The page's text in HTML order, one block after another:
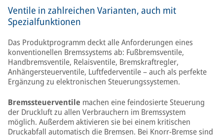
Ventile in zahlreichen Varianten, auch mit
Spezialfunktionen
Das Produktprogramm deckt alle Anforderungen eines
konventionellen Bremssystems ab: Fußbremsventile,
Handbremsventile, Relaisventile, Bremskraftregler,
Anhängersteuerventile, Luftfederventile – auch als perfekte
Ergänzung zu elektronischen Steuerungssystemen.
Bremssteuerventile machen eine feindosierte Steuerung
der Druckluft zu allen Verbrauchern im Bremssystem
möglich. Außerdem aktivieren sie bei einem kritischen
Druckabfall automatisch die Bremsen. Bei Knorr-Bremse sind